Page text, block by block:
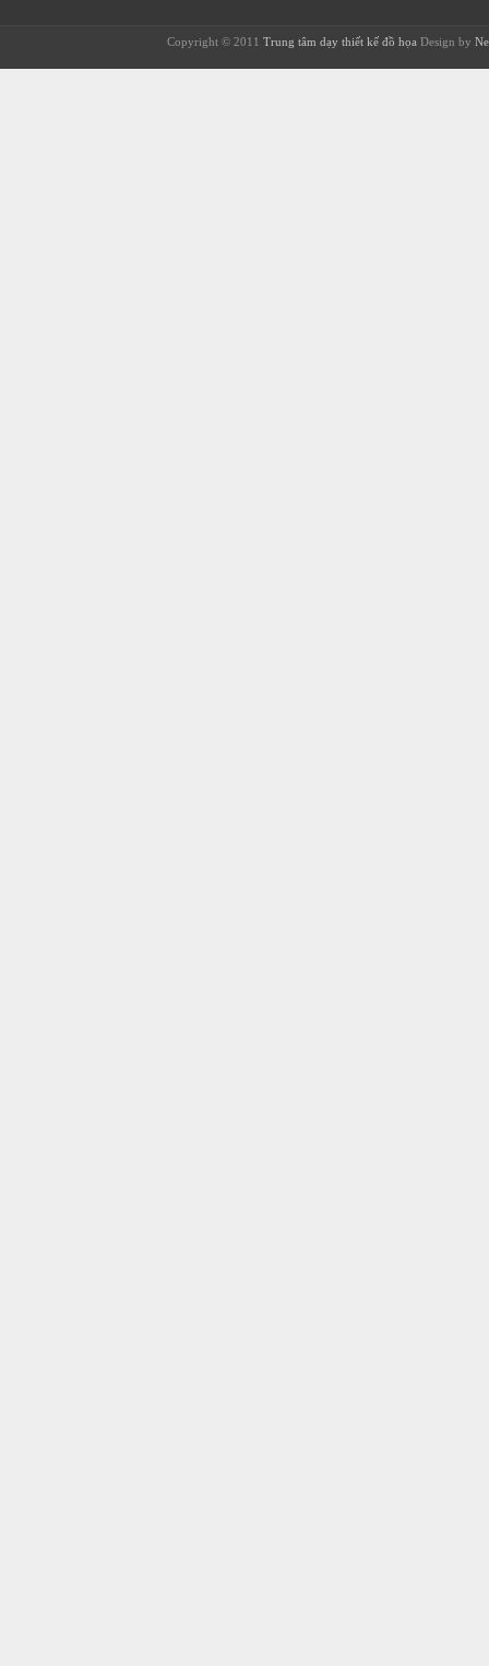
Copyright © 2011 Trung tâm dạy thiết kế đồ họa Design by